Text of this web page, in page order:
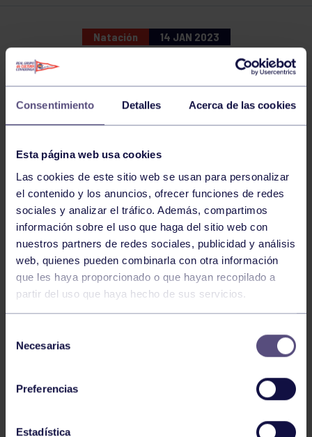
Consentimiento Detalles Acerca de las cookies
Esta página web usa cookies
Las cookies de este sitio web se usan para personalizar
el contenido y los anuncios, ofrecer funciones de redes
sociales y analizar el tráfico. Además, compartimos
información sobre el uso que haga del sitio web con
nuestros partners de redes sociales, publicidad y análisis
web, quienes pueden combinarla con otra información
que les haya proporcionado o que hayan recopilado a
partir del uso que haya hecho de sus servicios.
Necesarias
Preferencias
Estadística
Natación 14 JAN 2023
NOTICIAS RELACIONADAS
Natación 27 Jul 2026
CAMPEONATO DE ESPAÑA DE
NATACIÓN ADAPTADA